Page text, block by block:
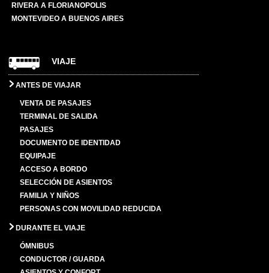
RIVERA A FLORIANOPOLIS
MONTEVIDEO A BUENOS AIRES
VIAJE
ANTES DE VIAJAR
VENTA DE PASAJES
TERMINAL DE SALIDA
PASAJES
DOCUMENTO DE IDENTIDAD
EQUIPAJE
ACCESO A BORDO
SELECCIÓN DE ASIENTOS
FAMILIA Y NIÑOS
PERSONAS CON MOVILIDAD REDUCIDA
DURANTE EL VIAJE
ÓMNIBUS
CONDUCTOR / GUARDA